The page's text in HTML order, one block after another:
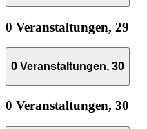
0 Veranstaltungen, 29
0 Veranstaltungen, 30
0 Veranstaltungen, 30